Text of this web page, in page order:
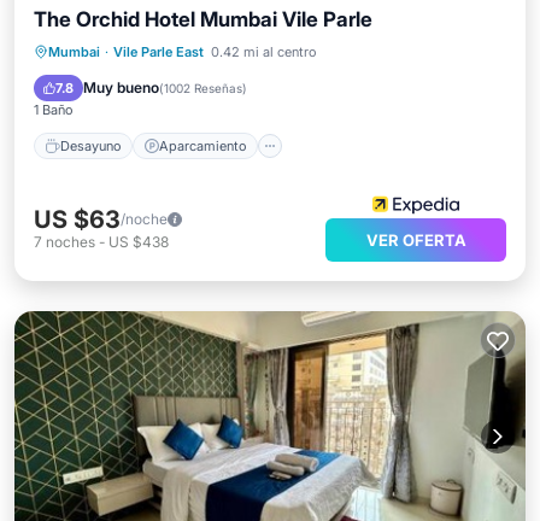
The Orchid Hotel Mumbai Vile Parle
Mumbai · Vile Parle East 0.42 mi al centro
7.8 Muy bueno(1002 Reseñas)
1 Baño
Desayuno Aparcamiento
Desayuno Aparcamiento
Spa
US $63/noche
7 noches - US $438 VER OFERTA